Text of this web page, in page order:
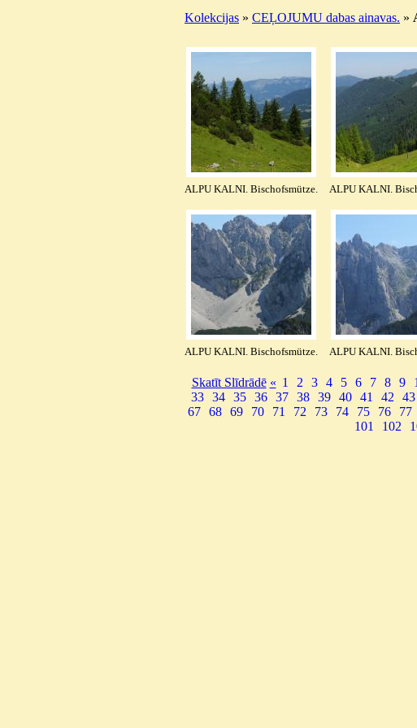
Kolekcijas » CEĻOJUMU dabas ainavas. »
ALPU KALNI. Bischofsmütze. ALPU KALNI.
ALPU KALNI. Bischofsmütze. ALPU KALNI.
Skatīt Slīdrādē « 1 2 3 4 5 6 7 8 9
33 34 35 36 37 38 39 40 41 42 43
67 68 69 70 71 72 73 74 75 76 77
101
102